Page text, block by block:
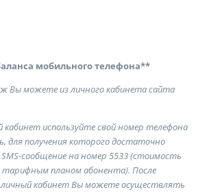
мобильного телефона**
Вы можете из личного кабинета сайта
кабинет используйте свой номер телефона
для получения которого достаточно
сообщение на номер 5533 (стоимость
тарифным планом абонента). После
личный кабинет Вы можете осуществлять